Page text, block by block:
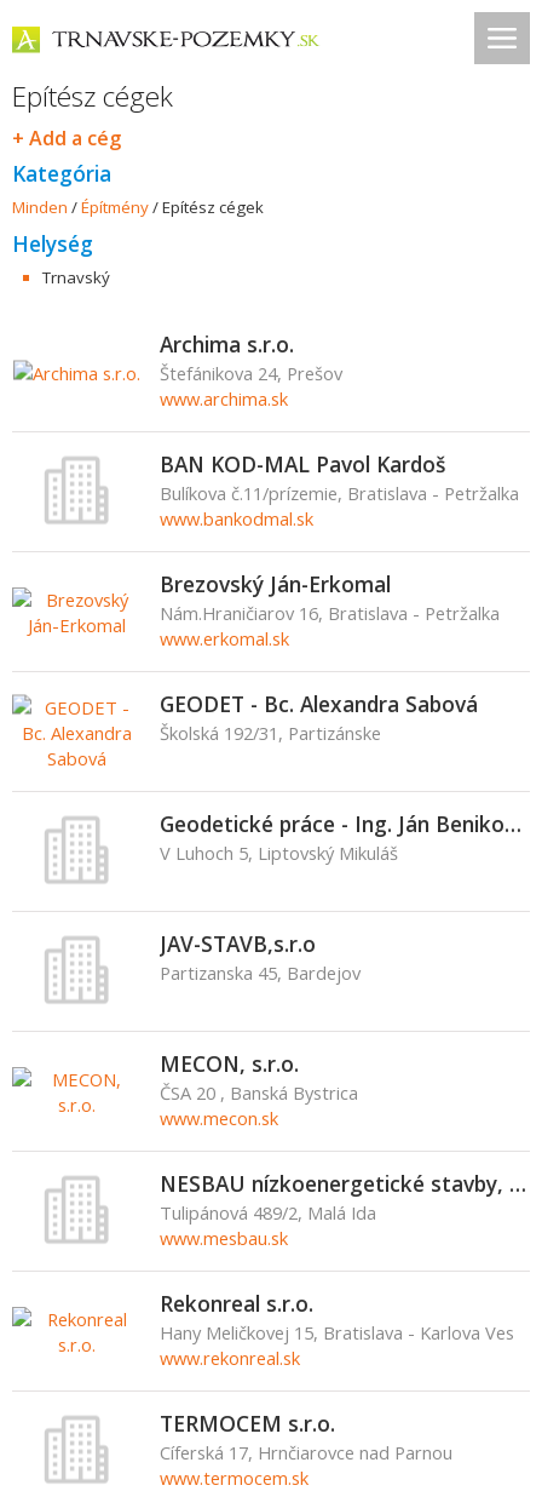
Epítész cégek
+ Add a cég
Kategória
Minden /Építmény/Epítész cégek
Helység
Trnavský
Archima s.r.o.
Štefánikova 24, Prešov
www.archima.sk
BAN KOD-MAL Pavol Kardoš
Bulíkova č.11/prízemie, Bratislava - Petržalka
www.bankodmal.sk
Brezovský Ján-Erkomal
Nám.Hraničiarov 16, Bratislava - Petržalka
www.erkomal.sk
GEODET - Bc. Alexandra Sabová
Školská 192/31, Partizánske
Geodetické práce - Ing. Ján Benikovský
V Luhoch 5, Liptovský Mikuláš
JAV-STAVB,s.r.o
Partizanska 45, Bardejov
MECON, s.r.o.
ČSA 20 , Banská Bystrica
www.mecon.sk
NESBAU nízkoenergetické stavby, s.r.o.
Tulipánová 489/2, Malá Ida
www.mesbau.sk
Rekonreal s.r.o.
Hany Meličkovej 15, Bratislava - Karlova Ves
www.rekonreal.sk
TERMOCEM s.r.o.
Cíferská 17, Hrnčiarovce nad Parnou
www.termocem.sk